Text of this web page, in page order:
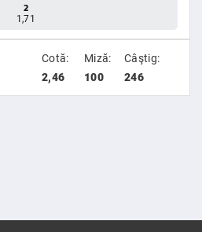
2
1,71
Cotă:
2,46
Miză:
100
Câştig:
246